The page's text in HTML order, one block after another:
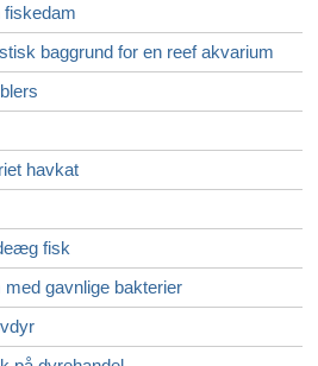
fiskedam
baggrund for en reef akvarium
havkat
fisk
gavnlige bakterier